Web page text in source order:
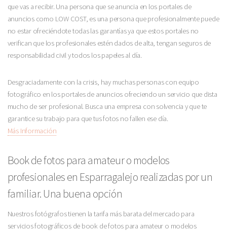
que vas a recibir. Una persona que se anuncia en los portales de
anuncios como LOW COST, es una persona que profesionalmente puede
no estar ofreciéndote todas las garantías ya que estos portales no
verifican que los profesionales estén dados de alta, tengan seguros de
responsabilidad civil y todos los papeles al día.
Desgraciadamente con la crisis, hay muchas personas con equipo
fotográfico en los portales de anuncios ofreciendo un servicio que dista
mucho de ser profesional. Busca una empresa con solvencia y que te
garantice su trabajo para que tus fotos no fallen ese día.
Más Información
Book de fotos para amateur o modelos
profesionales en Esparragalejo realizadas por un
familiar. Una buena opción
Nuestros fotógrafos tienen la tarifa más barata del mercado para
servicios fotográficos de book de fotos para amateur o modelos